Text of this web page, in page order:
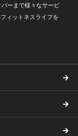
ーまで様々なサービ
ィットネスライフを